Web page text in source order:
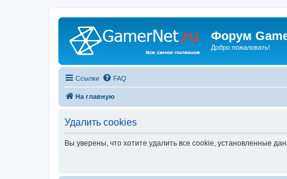
Форум
Добро пожаловать!
Ссылки FAQ
На главную
Удалить cookies
Вы уверены, что хотите удалить все cookie, установленные